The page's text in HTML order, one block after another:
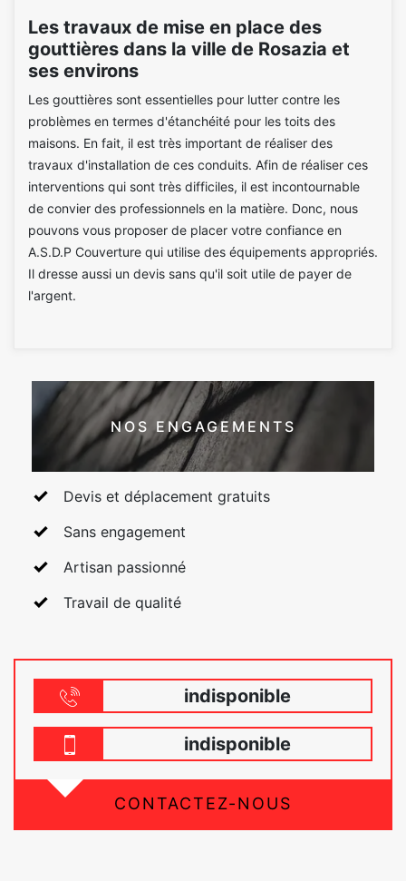
Les travaux de mise en place des
gouttières dans la ville de Rosazia et
ses environs
Les gouttières sont essentielles pour lutter contre les
problèmes en termes d'étanchéité pour les toits des
maisons. En fait, il est très important de réaliser des
travaux d'installation de ces conduits. Afin de réaliser ces
interventions qui sont très difficiles, il est incontournable
de convier des professionnels en la matière. Donc, nous
pouvons vous proposer de placer votre confiance en
A.S.D.P Couverture qui utilise des équipements appropriés.
Il dresse aussi un devis sans qu'il soit utile de payer de
l'argent.
NOS ENGAGEMENTS
Devis et déplacement gratuits
Sans engagement
Artisan passionné
Travail de qualité
indisponible
indisponible
CONTACTEZ-NOUS